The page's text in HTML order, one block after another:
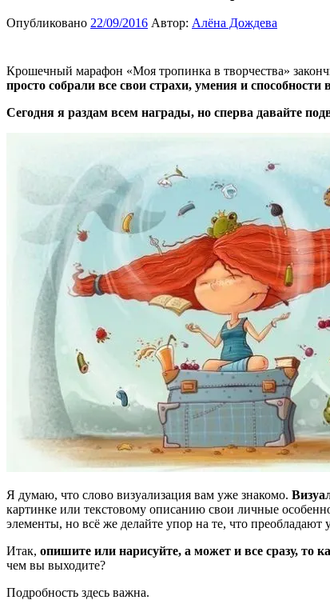
Опубликовано 22/09/2016 Автор: Алёна Дождева
Крошечный марафон «Моя тропинка в творчества»
просто собрали все свои страхи, умения и
Сегодня я раздам всем награды, но сперва давайте
Я думаю, что слово визуализация вам уже знакомо.
картинке или текстовому описанию свои личные
элементы, но всё же делайте упор на те, что преобладают
Итак, опишите или нарисуйте, а может и все сразу, то
чем вы выходите?
Подробность здесь важна.